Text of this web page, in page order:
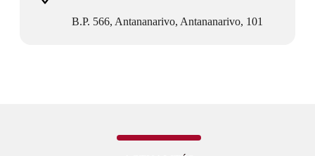
B.P. 566, Antananarivo, Antananarivo, 101